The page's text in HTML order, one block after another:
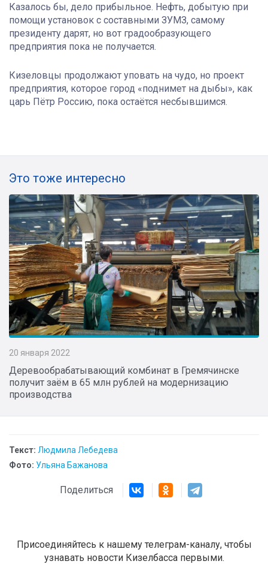
Казалось бы, дело прибыльное. Нефть, добытую при
помощи установок с составными ЗУМЗ, самому
президенту дарят, но вот градообразующего
предприятия пока не получается.
Кизеловцы продолжают уповать на чудо, но проект
предприятия, которое город «поднимет на дыбы», как
царь Пётр Россию, пока остаётся несбывшимся.
Это тоже интересно
20 января 2022
Деревообрабатывающий комбинат в Гремячинске
получит заём в 65 млн рублей на модернизацию
производства
Текст: Людмила Лебедева
Фото: Ульяна Бажанова
Поделиться
Присоединяйтесь к нашему телеграм-каналу, чтобы
узнавать новости Кизелбасса первыми.